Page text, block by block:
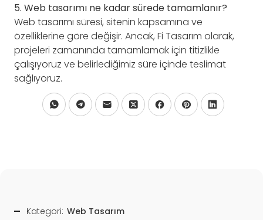
5. Web tasarımı ne kadar sürede tamamlanır?
Web tasarımı süresi, sitenin kapsamına ve
özelliklerine göre değişir. Ancak, Fi Tasarım olarak,
projeleri zamanında tamamlamak için titizlikle
çalışıyoruz ve belirlediğimiz süre içinde teslimat
sağlıyoruz.
Kategori: Web Tasarım